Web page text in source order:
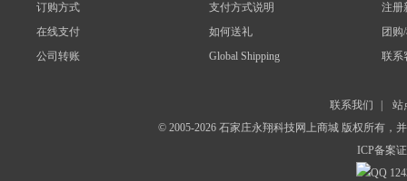
订购方式
在线支付
公司转账
支付方式说明
如何送礼
Global Shipping
注册
团购
联系
联系我们
站
© 2005-2026 石家庄永翔科技网上商城 版权所有，
ICP备案